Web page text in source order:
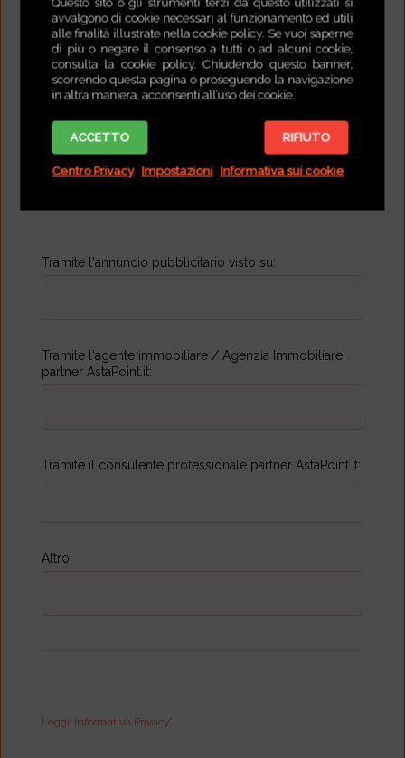
Cliente in rappresentanza di
Società/Ditta
Tramite l'annuncio pubblicitario visto su:
Tramite l'agente immobiliare / Agenzia Immobiliare
partner AstaPoint.it:
Tramite il consulente professionale partner AstaPoint.it:
Altro:
Leggi: Informativa Privacy*
Questo sito o gli strumenti terzi da questo utilizzati si
avvalgono di cookie necessari al funzionamento ed utili
alle finalità illustrate nella cookie policy. Se vuoi saperne
di più o negare il consenso a tutti o ad alcuni cookie,
consulta la cookie policy. Chiudendo questo banner,
scorrendo questa pagina o proseguendo la navigazione
in altra maniera, acconsenti all’uso dei cookie.
ACCETTO RIFIUTO
Centro Privacy Impostazioni Informativa sui cookie